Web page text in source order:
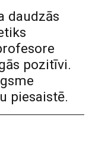
daudzās
pozitīvi.
piesaistē.